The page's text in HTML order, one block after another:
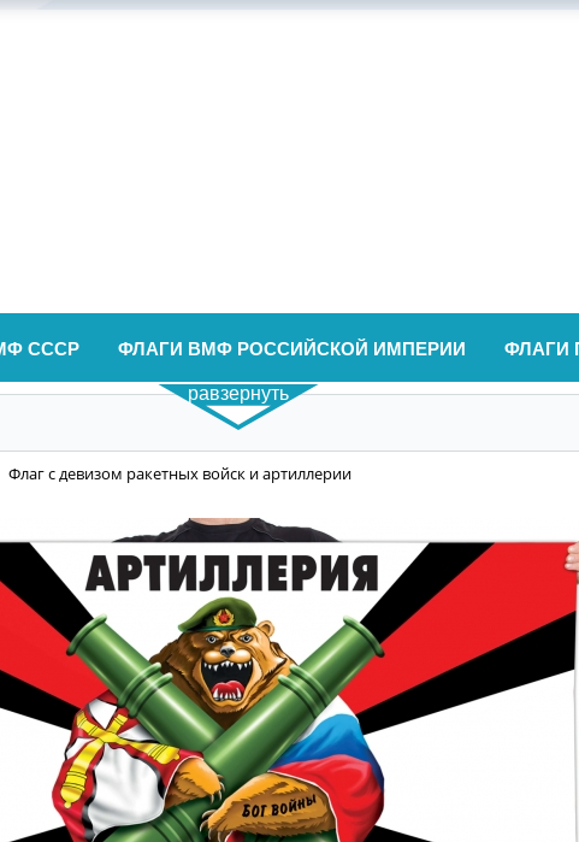
СССР ФЛАГИ ВМФ РОССИЙСКОЙ ИМПЕРИИ ФЛАГИ
равзернуть
Флаг с девизом ракетных войск и артиллерии